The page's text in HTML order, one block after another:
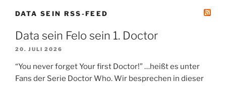
DATA SEIN RSS-FEED
Data sein Felo sein 1. Doctor
20. JULI 2026
“You never forget Your first Doctor!” …heißt es unter
Fans der Serie Doctor Who. Wir besprechen in dieser